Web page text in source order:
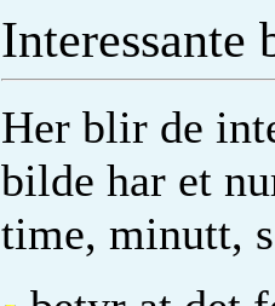
Interessante
Her blir de
bilde har et
time, minutt,